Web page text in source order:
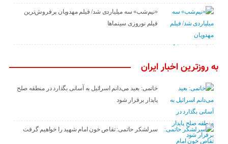
«نیم‌شب» سه میلیاردی شد/ فیلم مهدویان پرفروش‌ترین
فیلم نوروزی سینماها
به روزترین اخبار ایران
خاتمی: بعید می‌دانم اسرائیل به آسانی بگذارد در منطقه صلح
پایدار برقرار شود
سرلشکر حاتمی: تقاص خون امام شهید را خواهیم گرفت